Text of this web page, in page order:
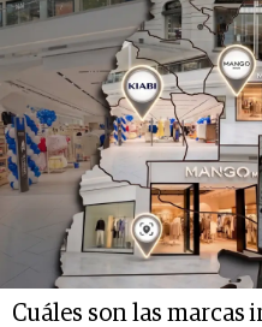
Cuáles son las marcas